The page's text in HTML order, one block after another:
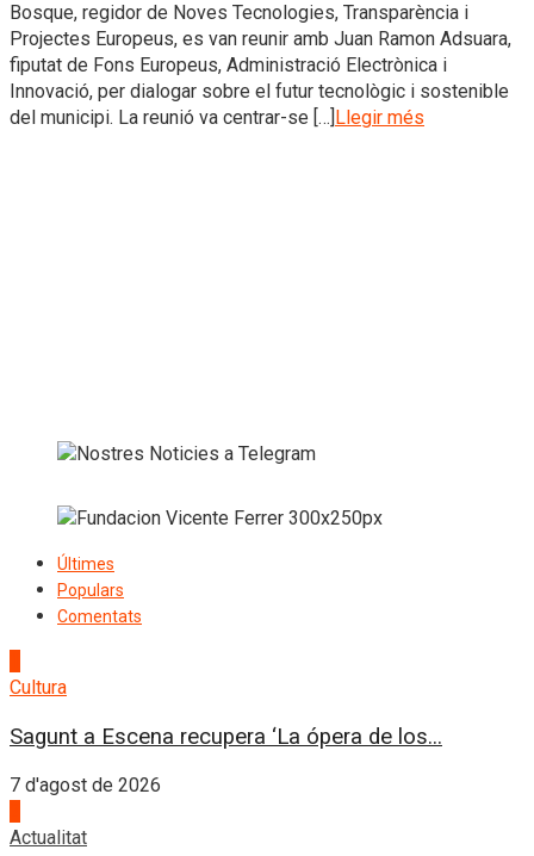
Bosque, regidor de Noves Tecnologies, Transparència i
Projectes Europeus, es van reunir amb Juan Ramon Adsuara,
fiputat de Fons Europeus, Administració Electrònica i
Innovació, per dialogar sobre el futur tecnològic i sostenible
del municipi. La reunió va centrar-se […] Llegir més
Últimes
Populars
Comentats
Cultura
Sagunt a Escena recupera ‘La ópera de los...
7 d'agost de 2026
Actualitat